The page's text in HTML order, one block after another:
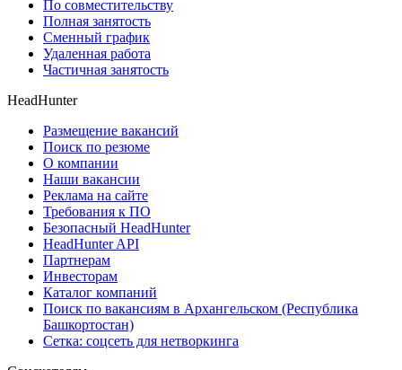
По совместительству
Полная занятость
Сменный график
Удаленная работа
Частичная занятость
HeadHunter
Размещение вакансий
Поиск по резюме
О компании
Наши вакансии
Реклама на сайте
Требования к ПО
Безопасный HeadHunter
HeadHunter API
Партнерам
Инвесторам
Каталог компаний
Поиск по вакансиям в Архангельском (Республика
Башкортостан)
Сетка: соцсеть для нетворкинга